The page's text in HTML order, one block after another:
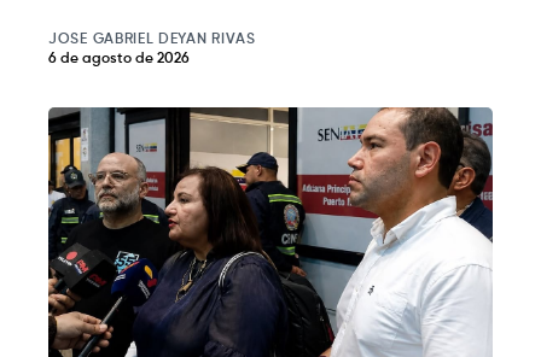
JOSE GABRIEL DEYAN RIVAS
6 de agosto de 2026